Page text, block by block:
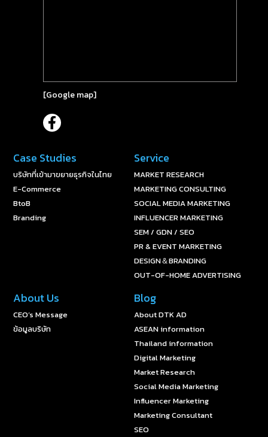
[Google map]
Case Studies
บริษัทที่เข้ามาขยายธุรกิจในไทย
E-Commerce
BtoB
Branding
Service
MARKET RESEARCH
MARKETING CONSULTING
SOCIAL MEDIA MARKETING
INFLUENCER MARKETING
SEM / GDN / SEO
PR & EVENT MARKETING
DESIGN＆BRANDING
OUT-OF-HOME ADVERTISING
About Us
CEO’s Message
ข้อมูลบริษัท
Blog
About DTK AD
ASEAN information
Thailand information
Digital Marketing
Market Research
Social Media Marketing
Influencer Marketing
Marketing Consultant
SEO